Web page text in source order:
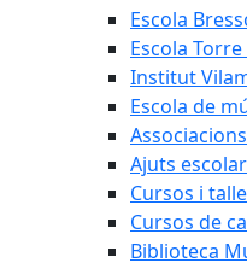
Escola
Escola
Institut
Escola de
Ajuts
Cursos i
Cursos de
Biblioteca